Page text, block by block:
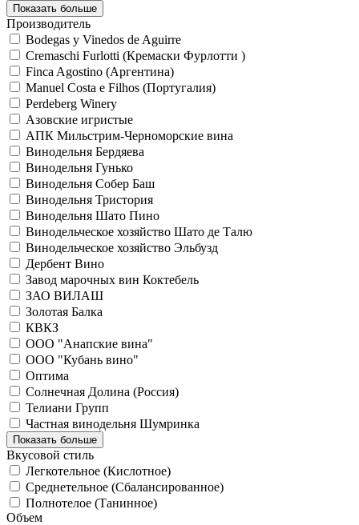
Показать больше
Производитель
Bodegas y Vinedos de Aguirre
Cremaschi Furlotti (Кремаски Фурлотти )
Finca Agostino (Аргентина)
Manuel Costa e Filhos (Португалия)
Perdeberg Winery
Азовские игристые
АПК Мильстрим-Черноморские вина
Винодельня Бердяева
Винодельня Гунько
Винодельня Собер Баш
Винодельня Тристория
Винодельня Шато Пино
Винодельческое хозяйство Шато де Талю
Винодельческое хозяйство Эльбузд
Дербент Вино
Завод марочных вин Коктебель
ЗАО ВИЛАШ
Золотая Балка
КВКЗ
ООО "Анапские вина"
ООО "Кубань вино"
Оптима
Солнечная Долина (Россия)
Телиани Групп
Частная винодельня Шумринка
Показать больше
Вкусовой стиль
Легкотельное (Кислотное)
Среднетельное (Сбалансированное)
Полнотелое (Танинное)
Объем